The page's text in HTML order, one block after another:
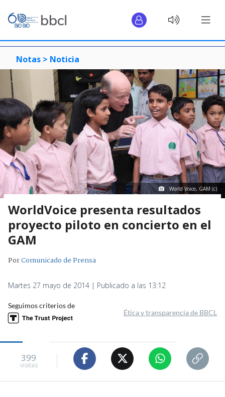
Notas > Noticia
World Voice, GAM (c)
WorldVoice presenta resultados
proyecto piloto en concierto en el
GAM
PorComunicado de Prensa
Martes 27 mayo de 2014 | Publicado a las 13:12
Seguimos criterios de
Ética y transparencia de BBCL
399
visitas